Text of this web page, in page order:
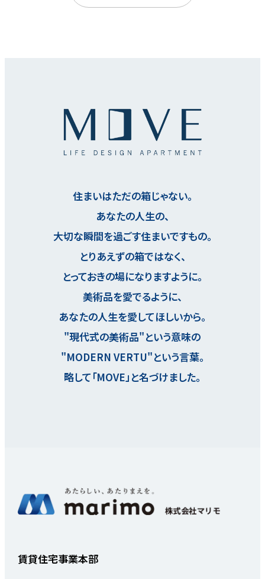
住まいはただの箱じゃない。
あなたの人生の、
大切な瞬間を過ごす住まいですもの。
とりあえずの箱ではなく、
とっておきの場になりますように。
美術品を愛でるように、
あなたの人生を愛してほしいから。
"現代式の美術品"という意味の
"MODERN VERTU"という言葉。
略して「MOVE」と名づけました。
賃貸住宅事業本部